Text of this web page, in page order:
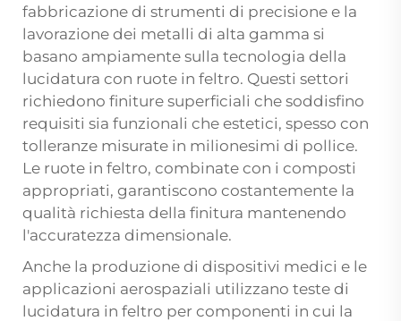
fabbricazione di strumenti di precisione e la
lavorazione dei metalli di alta gamma si
basano ampiamente sulla tecnologia della
lucidatura con ruote in feltro. Questi settori
richiedono finiture superficiali che soddisfino
requisiti sia funzionali che estetici, spesso con
tolleranze misurate in milionesimi di pollice.
Le ruote in feltro, combinate con i composti
appropriati, garantiscono costantemente la
qualità richiesta della finitura mantenendo
l'accuratezza dimensionale.
Anche la produzione di dispositivi medici e le
applicazioni aerospaziali utilizzano teste di
lucidatura in feltro per componenti in cui la